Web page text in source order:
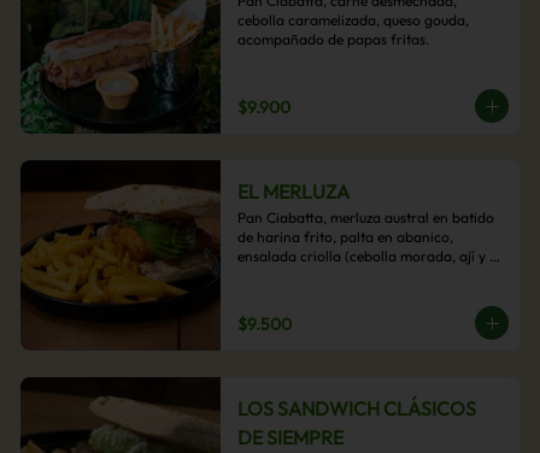
cebolla caramelizada, queso gouda,
acompañado de papas fritas.
$9.900
EL MERLUZA
Pan Ciabatta, merluza austral en batido
de harina frito, palta en abanico,
ensalada criolla (cebolla morada, ají y
$9.500
LOS SANDWICH CLÁSICOS
DE SIEMPRE